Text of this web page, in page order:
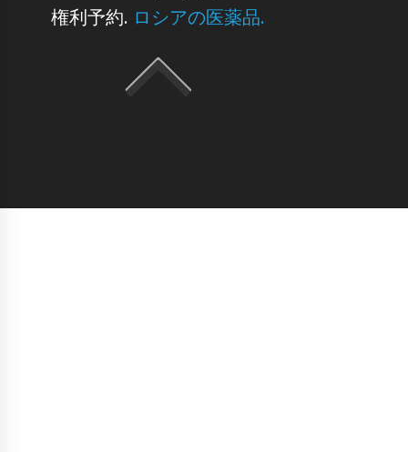
権利予約. ロシアの医薬品.